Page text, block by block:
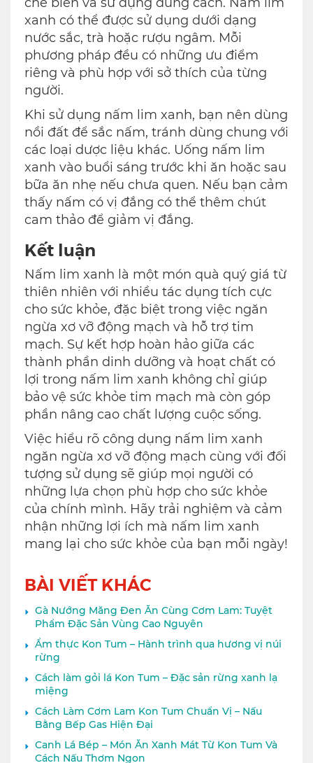
xanh có thể được sử dụng dưới dạng
nước sắc, trà hoặc rượu ngâm. Mỗi
phương pháp đều có những ưu điểm
riêng và phù hợp với sở thích của từng
người.
Khi sử dụng nấm lim xanh, bạn nên dùng
nồi đất để sắc nấm, tránh dùng chung với
các loại dược liệu khác. Uống nấm lim
xanh vào buổi sáng trước khi ăn hoặc sau
bữa ăn nhẹ nếu chưa quen. Nếu bạn cảm
thấy nấm có vị đắng có thể thêm chút
cam thảo để giảm vị đắng.
Kết luận
Nấm lim xanh là một món quà quý giá từ
thiên nhiên với nhiều tác dụng tích cực
cho sức khỏe, đặc biệt trong việc ngăn
ngừa xơ vỡ động mạch và hỗ trợ tim
mạch. Sự kết hợp hoàn hảo giữa các
thành phần dinh dưỡng và hoạt chất có
lợi trong nấm lim xanh không chỉ giúp
bảo vệ sức khỏe tim mạch mà còn góp
phần nâng cao chất lượng cuộc sống.
Việc hiểu rõ công dụng nấm lim xanh
ngăn ngừa xơ vỡ động mạch cùng với đối
tượng sử dụng sẽ giúp mọi người có
những lựa chọn phù hợp cho sức khỏe
của chính mình. Hãy trải nghiệm và cảm
nhận những lợi ích mà nấm lim xanh
mang lại cho sức khỏe của bạn mỗi ngày!
BÀI VIẾT KHÁC
Gà Nướng Măng Đen Ăn Cùng Cơm Lam: Tuyệt
Phẩm Đặc Sản Vùng Cao Nguyên
Ẩm thực Kon Tum – Hành trình qua hương vị núi
rừng
Cách làm gỏi lá Kon Tum – Đặc sản rừng xanh lạ
miệng
Cách Làm Cơm Lam Kon Tum Chuẩn Vị – Nấu
Bằng Bếp Gas Hiện Đại
Canh Lá Bép – Món Ăn Xanh Mát Từ Kon Tum Và
Cách Nấu Thơm Ngon